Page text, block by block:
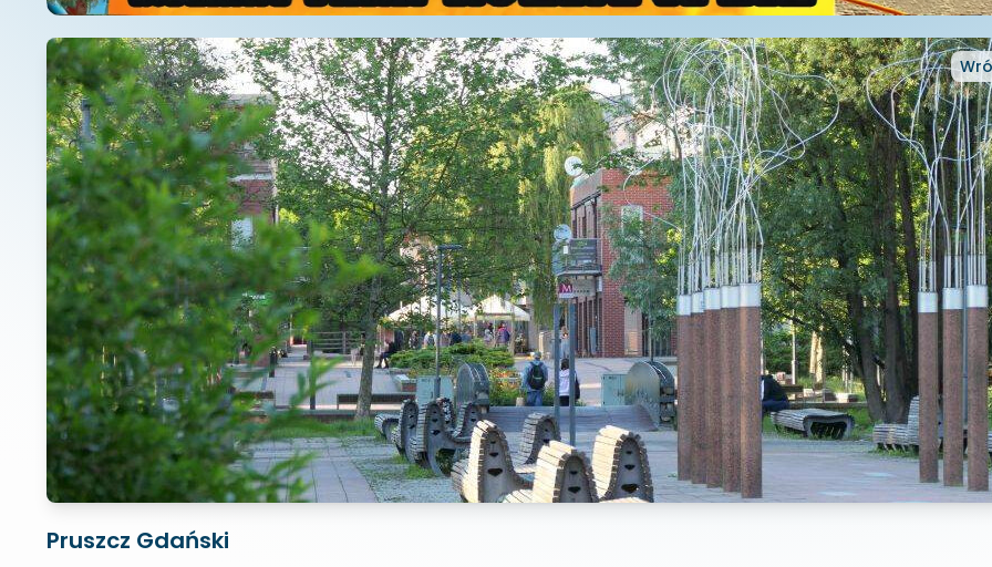
Pruszcz Gdański